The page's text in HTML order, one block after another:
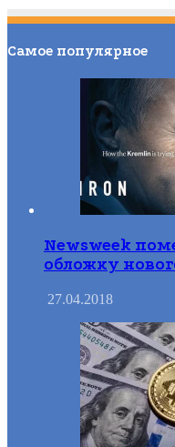
Самое популярное
Newsweek
обложку
27.04.2018